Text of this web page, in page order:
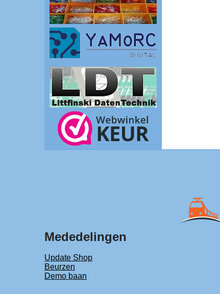
Mededelingen
Update Shop
Beurzen
Demo baan